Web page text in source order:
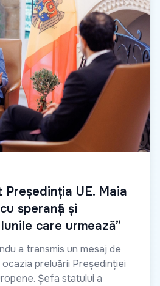
UE. Maia
speranță și
care urmează”
a transmis un mesaj de
preluării Președinției
Șefa statului a